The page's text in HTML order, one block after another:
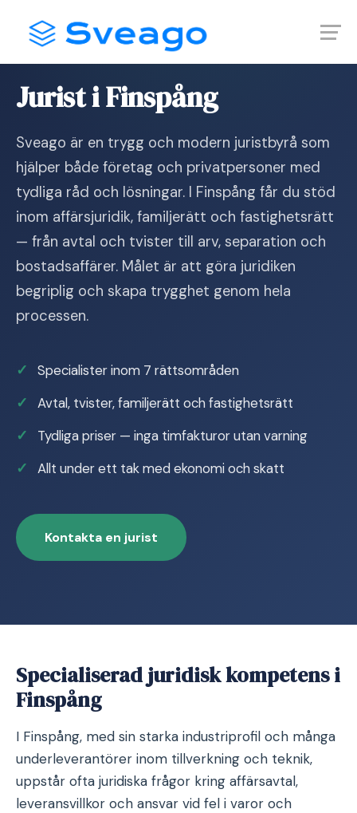
content
Jurist i Finspång
Sveago är en trygg och modern juristbyrå som
hjälper både företag och privatpersoner med
tydliga råd och lösningar. I Finspång får du stöd
inom affärsjuridik, familjerätt och fastighetsrätt
— från avtal och tvister till arv, separation och
bostadsaffärer. Målet är att göra juridiken
begriplig och skapa trygghet genom hela
processen.
Specialister inom 7 rättsområden
Avtal, tvister, familjerätt och fastighetsrätt
Tydliga priser — inga timfakturor utan varning
Allt under ett tak med ekonomi och skatt
Kontakta en jurist
Specialiserad juridisk kompetens i
Finspång
I Finspång, med sin starka industriprofil och många
underleverantörer inom tillverkning och teknik,
uppstår ofta juridiska frågor kring affärsavtal,
leveransvillkor och ansvar vid fel i varor och